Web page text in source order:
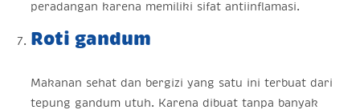
peradangan karena memiliki sifat antiinflamasi.
Roti gandum
Makanan sehat dan bergizi yang satu ini terbuat dari
tepung gandum utuh. Karena dibuat tanpa banyak